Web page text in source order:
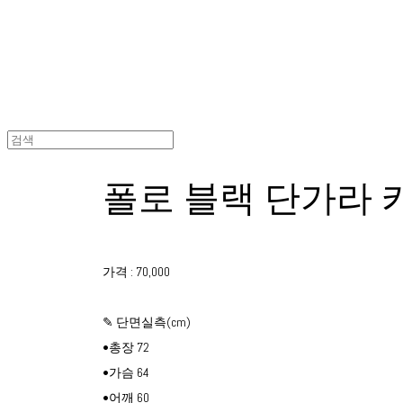
폴로 블랙 단가라
가격 : 70,000
✎ 단면실측(cm)
•총장 72
•가슴 64
•어깨 60